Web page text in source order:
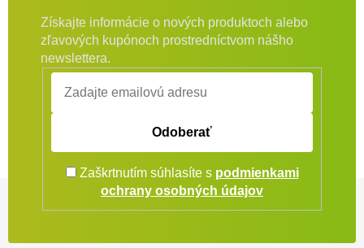
Získajte informácie o nových produktoch alebo
zľavových kupónoch prostredníctvom nášho
newslettera.
Odoberať
Zaškrtnutím súhlasíte s podmienkami
ochrany osobných údajov